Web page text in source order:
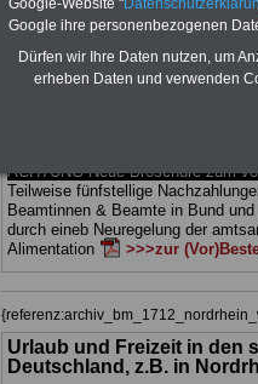
Bund und Ländern) sowie
und Ländern. Alle drei Ratgeber
übersichtlich gegliedert und
kom-plizierte Sachverhalte
geregelt (auch geeignet für
ACHTUNG Neue Broschüre zum
Teilweise fünfstellige
Beamtinnen & Beamte in Bund und
durch eineb Neuregelung der
Alimentation
>>>zur
Urlaub und Freizeit in den
Deutschland, z.B. in
Google-Website "
Google ihre personenbezogenen
Dürfen wir Ihre Daten nutzen, um
erheben Daten und verwenden